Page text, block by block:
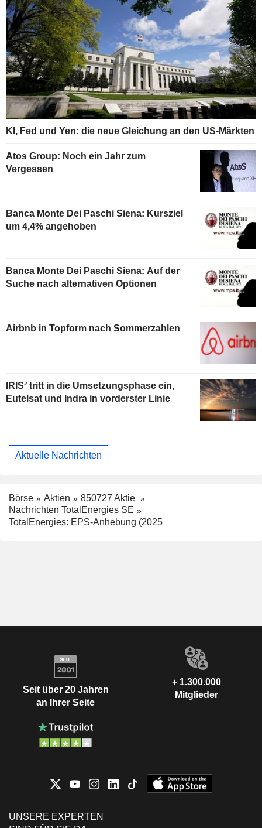
KI, Fed und Yen: die neue Gleichung an den US-Märkten
Atos Group: Noch ein Jahr zum
Vergessen
Banca Monte Dei Paschi Siena: Kursziel
um 4,4% angehoben
Banca Monte Dei Paschi Siena: Auf der
Suche nach alternativen Optionen
Airbnb in Topform nach Sommerzahlen
IRIS² tritt in die Umsetzungsphase ein,
Eutelsat und Indra in vorderster Linie
Aktuelle Nachrichten
Börse Aktien
850727 Aktie
Nachrichten TotalEnergies SE
TotalEnergies: EPS-Anhebung (2025
Seit über 20 Jahren
an Ihrer Seite
+ 1.300.000
Mitglieder
UNSERE EXPERTEN